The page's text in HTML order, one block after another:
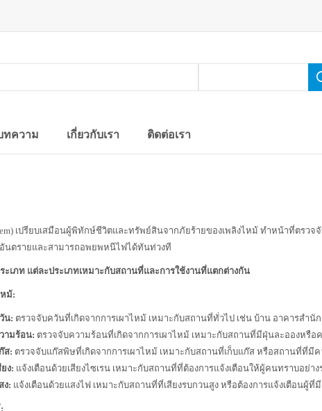
ทความ เกี่ยวกับเรา ติดต่อเรา
เปรียบเสมือนผู้พิทักษ์ชีวิตและทรัพย์สินจากภัยร้ายของเพลิงไหม้ ทำหน้าที่ตรวจ
นตรายและสามารถอพยพหนีไฟได้ทันท่วงที
ะเภท แต่ละประเภทเหมาะกับสถานที่และการใช้งานที่แตกต่างกัน
หม้:
น: ตรวจจับควันที่เกิดจากการเผาไหม้ เหมาะกับสถานที่ทั่วไป เช่น บ้าน อาคารสำนั
ามร้อน: ตรวจจับความร้อนที่เกิดจากการเผาไหม้ เหมาะกับสถานที่มีฝุ่นละอองหรือ
ส: ตรวจจับแก๊สพิษที่เกิดจากการเผาไหม้ เหมาะกับสถานที่เก็บแก๊ส หรือสถานที่ที่มี
ง: แจ้งเตือนด้วยเสียงไซเรน เหมาะกับสถานที่ที่ต้องการแจ้งเตือนให้ผู้คนทราบอย่าง
ง: แจ้งเตือนด้วยแสงไฟ เหมาะกับสถานที่ที่เสียงรบกวนสูง หรือต้องการแจ้งเตือนผู้